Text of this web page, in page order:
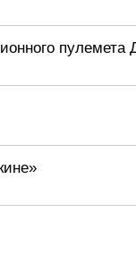
пулемета